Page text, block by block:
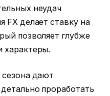
неудач
FX делает ставку на
позволяет глубже
характеры.
сезона дают
проработать